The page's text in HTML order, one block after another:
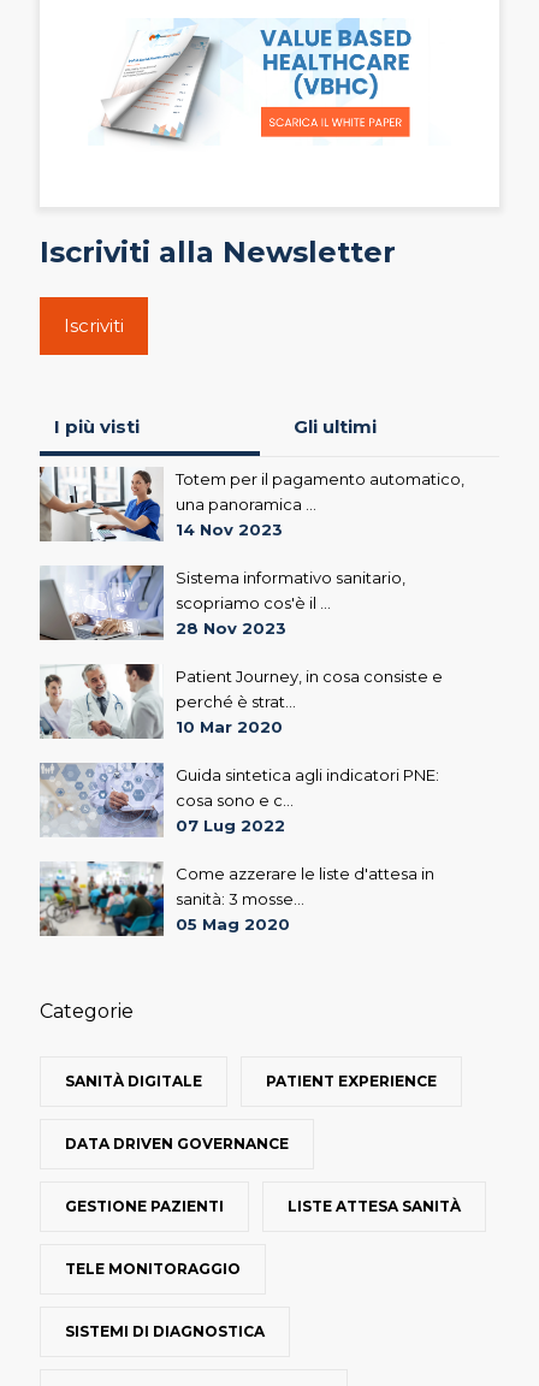
Iscriviti alla Newsletter
Iscriviti
I più visti Gli ultimi
Totem per il pagamento automatico,
una panoramica ...
14 Nov 2023
Sistema informativo sanitario,
scopriamo cos'è il ...
28 Nov 2023
Patient Journey, in cosa consiste e
perché è strat...
10 Mar 2020
Guida sintetica agli indicatori PNE:
cosa sono e c...
07 Lug 2022
Come azzerare le liste d'attesa in
sanità: 3 mosse...
05 Mag 2020
Categorie
SANITÀ DIGITALE PATIENT EXPERIENCE
DATA DRIVEN GOVERNANCE
GESTIONE PAZIENTI LISTE ATTESA SANITÀ
TELE MONITORAGGIO
SISTEMI DI DIAGNOSTICA